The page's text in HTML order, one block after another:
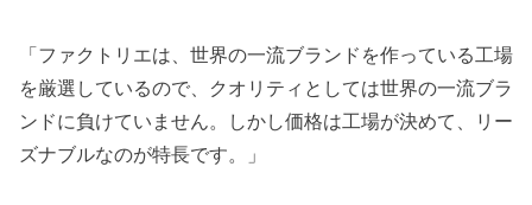
「ファクトリエは、世界の一流ブランドを作っている工場
を厳選しているので、クオリティとしては世界の一流ブラ
ンドに負けていません。しかし価格は工場が決めて、リー
ズナブルなのが特長です。」